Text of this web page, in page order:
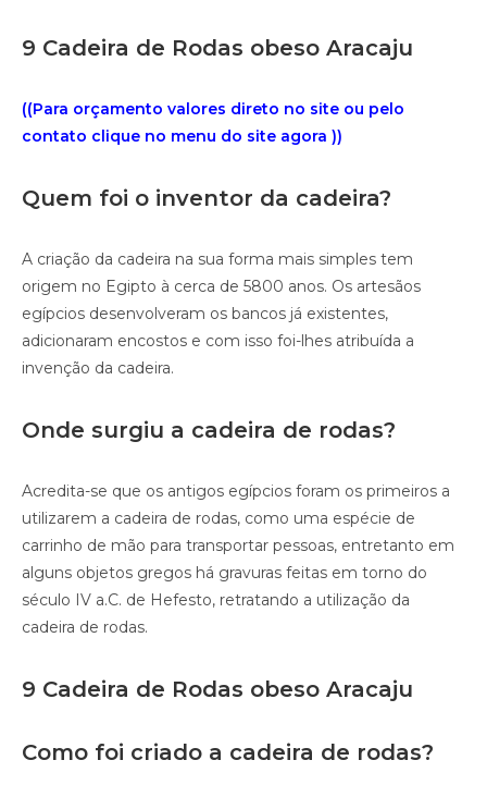
9 Cadeira de Rodas obeso Aracaju
((Para orçamento valores direto no site ou pelo
contato clique no menu do site agora ))
Quem foi o inventor da cadeira?
A criação da cadeira na sua forma mais simples tem
origem no Egipto à cerca de 5800 anos. Os artesãos
egípcios desenvolveram os bancos já existentes,
adicionaram encostos e com isso foi-lhes atribuída a
invenção da cadeira.
Onde surgiu a cadeira de rodas?
Acredita-se que os antigos egípcios foram os primeiros a
utilizarem a cadeira de rodas, como uma espécie de
carrinho de mão para transportar pessoas, entretanto em
alguns objetos gregos há gravuras feitas em torno do
século IV a.C. de Hefesto, retratando a utilização da
cadeira de rodas.
9 Cadeira de Rodas obeso Aracaju
Como foi criado a cadeira de rodas?